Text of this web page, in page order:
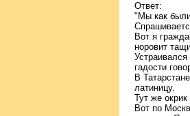
Ответ:
"Мы как
Вот я
норовит
гадости
В
латиницу.
Тут же
Вот по